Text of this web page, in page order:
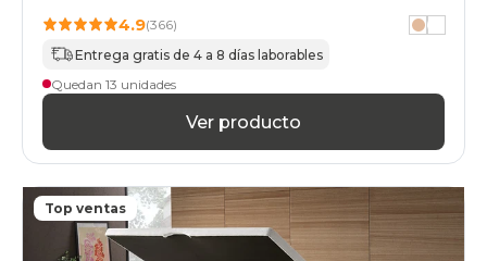
4.9(366)
Entrega gratis de 4 a 8 días laborables
Quedan 13 unidades
Ver producto
Top ventas